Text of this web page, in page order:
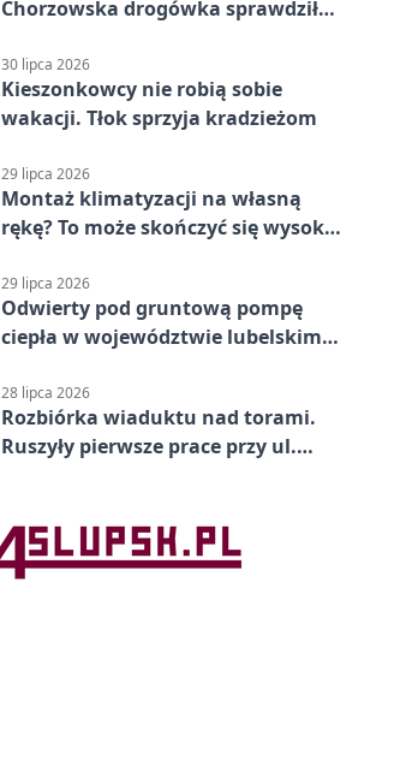
Chorzowska drogówka sprawdziła
30 lipca 2026
Kieszonkowcy nie robią sobie
wakacji. Tłok sprzyja kradzieżom
29 lipca 2026
Montaż klimatyzacji na własną
rękę? To może skończyć się wysoką
29 lipca 2026
Odwierty pod gruntową pompę
ciepła w województwie lubelskim -
28 lipca 2026
Rozbiórka wiaduktu nad torami.
Ruszyły pierwsze prace przy ul.